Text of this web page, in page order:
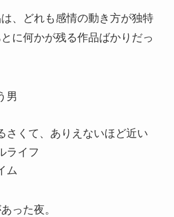
、どれも感情の動き方が独特
に何かが残る作品ばかりだっ
男
さくて、ありえないほど近い
ライフ
ム
った夜。